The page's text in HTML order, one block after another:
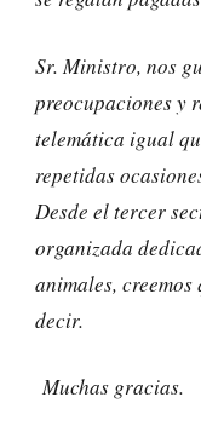
Sr. Ministro, nos
preocupaciones y
telemática igual
repetidas
Desde el tercer
organizada
animales,
decir.
Muchas gracias.